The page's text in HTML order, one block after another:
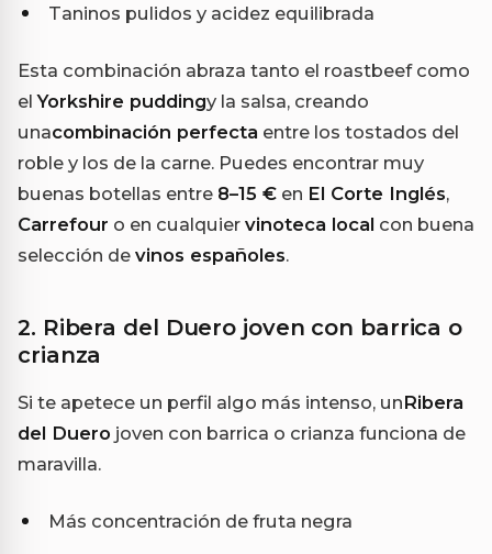
Taninos pulidos y acidez equilibrada
Esta combinación abraza tanto el roastbeef como
elYorkshire puddingy la salsa, creando
unacombinación perfecta entre los tostados del
roble y los de la carne. Puedes encontrar muy
buenas botellas entre 8–15 € en El Corte Inglés,
Carrefour o en cualquier vinoteca local con buena
selección de vinos españoles.
2. Ribera del Duero joven con barrica o
crianza
Si te apetece un perfil algo más intenso, unRibera
del Duero joven con barrica o crianza funciona de
maravilla.
Más concentración de fruta negra